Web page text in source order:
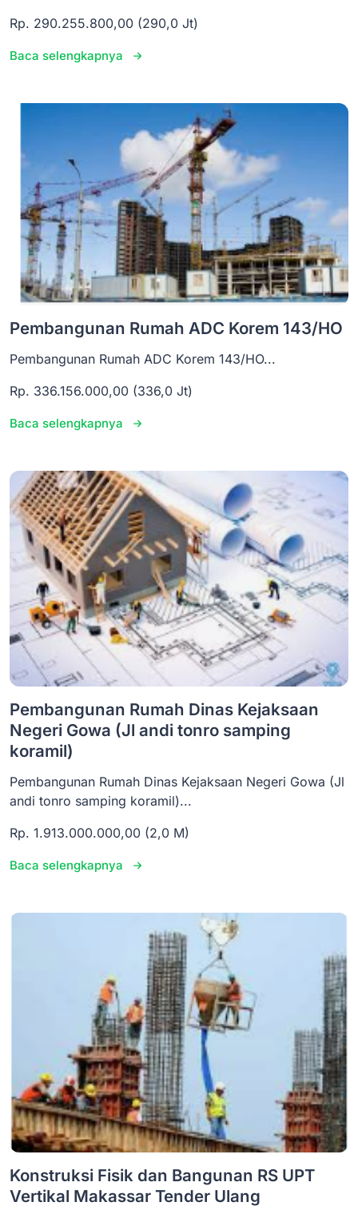
Rp. 290.255.800,00 (290,0 Jt)
Baca selengkapnya
Pembangunan Rumah ADC Korem 143/HO
Pembangunan Rumah ADC Korem 143/HO...
Rp. 336.156.000,00 (336,0 Jt)
Baca selengkapnya
Pembangunan Rumah Dinas Kejaksaan
Negeri Gowa (Jl andi tonro samping
koramil)
Pembangunan Rumah Dinas Kejaksaan Negeri Gowa (Jl
andi tonro samping koramil)...
Rp. 1.913.000.000,00 (2,0 M)
Baca selengkapnya
Konstruksi Fisik dan Bangunan RS UPT
Vertikal Makassar Tender Ulang